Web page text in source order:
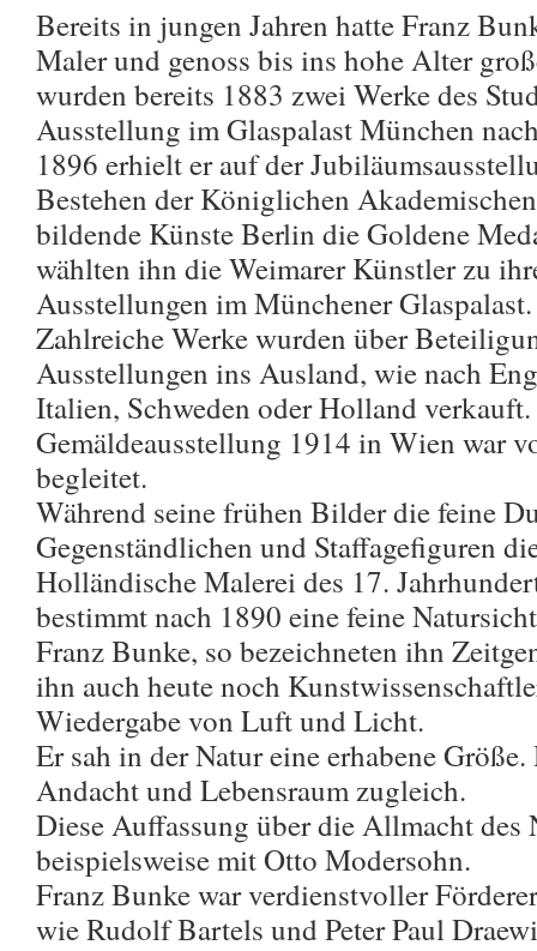
Bereits in jungen Jahren hatte Franz
Maler und genoss bis ins hohe Alter
wurden bereits 1883 zwei Werke des
Ausstellung im Glaspalast München
1896 erhielt er auf der
Bestehen der Königlichen
bildende Künste Berlin die Goldene
wählten ihn die Weimarer Künstler zu
Ausstellungen im Münchener Glaspalast.
Zahlreiche Werke wurden über
Ausstellungen ins Ausland, wie nach
Italien, Schweden oder Holland
Gemäldeausstellung 1914 in Wien war
begleitet.
Während seine frühen Bilder die feine
Gegenständlichen und Staffagefiguren
Holländische Malerei des 17.
bestimmt nach 1890 eine feine
Franz Bunke, so bezeichneten ihn
ihn auch heute noch
Wiedergabe von Luft und Licht.
Er sah in der Natur eine erhabene
Andacht und Lebensraum zugleich.
Diese Auffassung über die Allmacht
beispielsweise mit Otto Modersohn.
Franz Bunke war verdienstvoller
wie Rudolf Bartels und Peter Paul